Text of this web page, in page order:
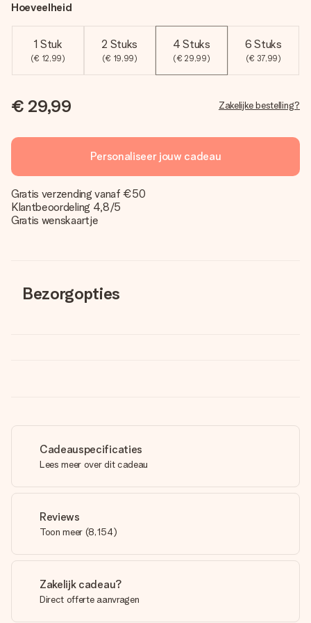
Hoeveelheid
1 Stuk
(€ 12,99)
2 Stuks
(€ 19,99)
4 Stuks
(€ 29,99)
6 Stuks
(€ 37,99)
€ 29,99 Zakelijke bestelling?
Personaliseer jouw cadeau
Gratis verzending vanaf €50
Klantbeoordeling 4,8/5
Gratis wenskaartje
Bezorgopties
Cadeauspecificaties
Lees meer over dit cadeau
Reviews
Toon meer (8,154)
Zakelijk cadeau?
Direct offerte aanvragen